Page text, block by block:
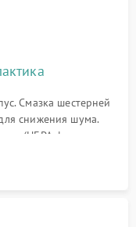
Смазка шестерней
снижения шума.
(HEPA-фильтров,
разъемов и